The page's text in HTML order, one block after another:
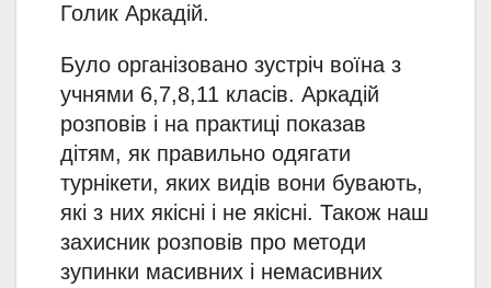
Голик Аркадій.
Було організовано зустріч воїна з
учнями 6,7,8,11 класів. Аркадій
розповів і на практиці показав
дітям, як правильно одягати
турнікети, яких видів вони бувають,
які з них якісні і не якісні. Також наш
захисник розповів про методи
зупинки масивних і немасивних